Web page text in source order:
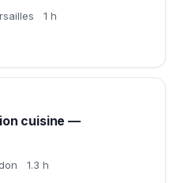
1 h
cuisine —
1.3 h